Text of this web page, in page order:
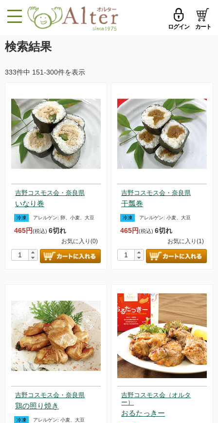
ログイン カート
メールアドレス
メールアドレスを保存する
パスワードを忘れた方はこちら
初めての方へ
新規一般会員登録
MENU
トップページへ戻る
セール品・おすすめ
お試しセット
今週の新登場
無農薬豆
パン・蜂蜜・ジャム他
水産品
肉類
冷蔵食品他
惣菜
麺
検索結果
333件中 151-300件を表示
吉野コスモス会・奈良県
いなり巻
冷凍 アレルゲン: 卵、小麦、大豆
465円(税込) 6切れ
お気に入り(0)
吉野コスモス会・奈良県
干瓢巻
冷凍 アレルゲン:小麦、大豆
465円(税込)6切れ
お気に入り(1)
吉野コスモス会・奈良県
鶏の照り焼き
冷凍 アレルゲン: 小麦、大豆
吉野コスモス会（オルタ
ー）
おるたっきー